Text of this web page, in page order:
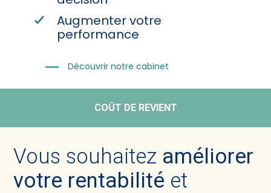
Augmenter votre
performance
Découvrir notre cabinet
COÛT DE REVIENT
Vous souhaitez améliorer
votre rentabilité et